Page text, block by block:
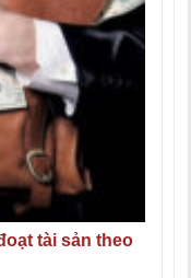
tài sản theo